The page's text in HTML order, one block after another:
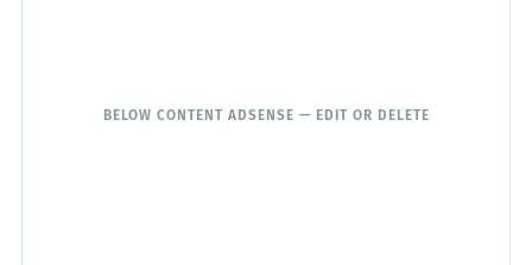
BELOW CONTENT ADSENSE — EDIT OR DELETE